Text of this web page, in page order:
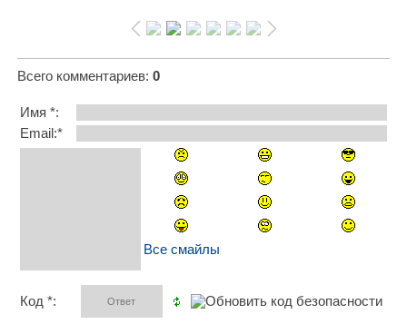
Всего комментариев: 0
Имя *:
Email:*
Все смайлы
Код *: